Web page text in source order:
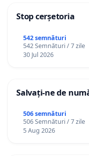
Stop cerșetoria
542 semnături
542 Semnături / 7 zile
30 Jul 2026
Salvați-ne de
506 semnături
506 Semnături / 7 zile
5 Aug 2026